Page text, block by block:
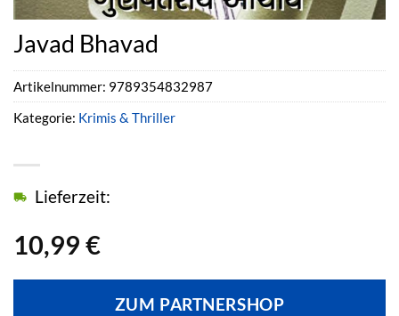
Javad Bhavad
10,99 €
Lieferzeit:
ZUM PARTNERSHOP
Artikelnummer: 9789354832987
Kategorie: Krimis & Thriller